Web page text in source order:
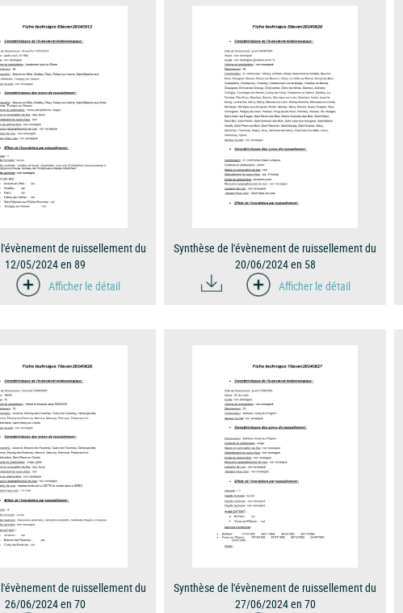
de ruissellement du
12/05/2024 en 89
Afficher le détail
Synthèse de l'évènement de ruissellement du
20/06/2024 en 58
Afficher le détail
de ruissellement du
26/06/2024 en 70
Synthèse de l'évènement de ruissellement du
27/06/2024 en 70